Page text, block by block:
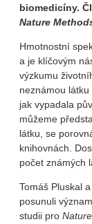
biomedicíny.
Nature
Hmotnostní
a je klíčovým
výzkumu
neznámou
jak vypadala
můžeme
látku, se
knihovnách.
počet známých
Tomáš Pluskal
posunuli
studii pro